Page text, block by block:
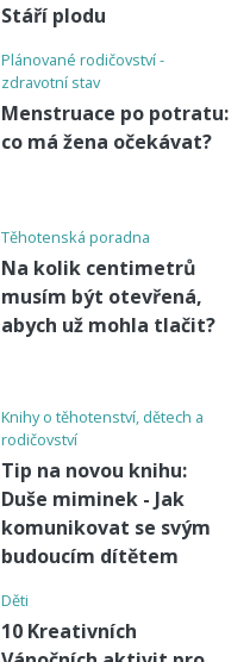
Stáří plodu
Plánované rodičovství -
zdravotní stav
Menstruace po potratu:
co má žena očekávat?
Těhotenská poradna
Na kolik centimetrů
musím být otevřená,
abych už mohla tlačit?
Knihy o těhotenství, dětech a
rodičovství
Tip na novou knihu:
Duše miminek - Jak
komunikovat se svým
budoucím dítětem
Děti
10 Kreativních